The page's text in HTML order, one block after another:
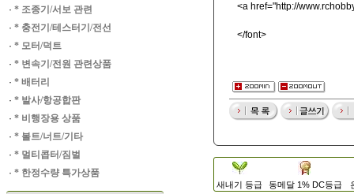
· * 조종기/서보 관련
· * 충전기/테스터기/전선
· * 모터/덕트
· * 변속기/전원 관련상품
· * 배터리
· * 발사/항공합판
· * 비행장용 상품
· * 볼트/너트/기타
· * 멀티콥터/짐벌
· * 한정수량 특가상품
<a href="http://
</font>
새내기 등급 동메달 1% DC등급